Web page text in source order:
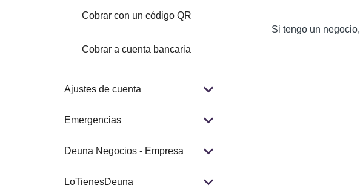
Cobrar con un código QR
Cobrar a cuenta bancaria
Ajustes de cuenta
Emergencias
Deuna Negocios - Empresa
LoTienesDeuna
Si tengo un